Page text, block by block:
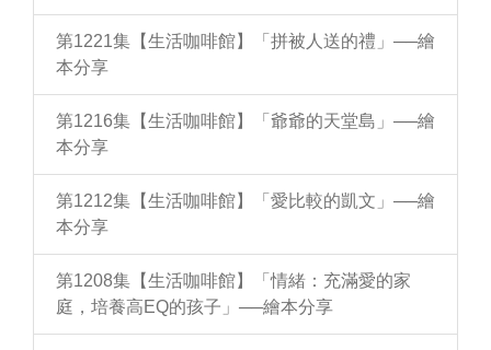
第1221集【生活咖啡館】「拼被人送的禮」──繪
本分享
第1216集【生活咖啡館】「爺爺的天堂島」──繪
本分享
第1212集【生活咖啡館】「愛比較的凱文」──繪
本分享
第1208集【生活咖啡館】「情緒：充滿愛的家
庭，培養高EQ的孩子」──繪本分享